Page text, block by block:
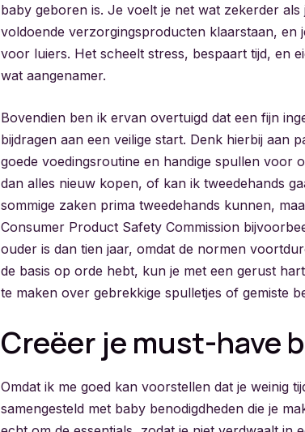
baby geboren is. Je voelt je net wat zekerder
voldoende verzorgingsproducten klaarstaan, en
voor luiers. Het scheelt stress, bespaart tijd, en
wat aangenamer.
Bovendien ben ik ervan overtuigd dat een fijn
bijdragen aan een veilige start. Denk hierbij aan
goede voedingsroutine en handige spullen voor
dan alles nieuw kopen, of kan ik tweedehands
sommige zaken prima tweedehands kunnen,
Consumer Product Safety Commission
ouder is dan tien jaar, omdat de normen
de basis op orde hebt, kun je met een gerust
te maken over gebrekkige spulletjes of gemiste
Creëer je must-have
Omdat ik me goed kan voorstellen dat je weinig
samengesteld met baby benodigdheden die je